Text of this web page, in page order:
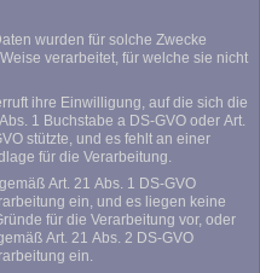
wurden für solche Zwecke
verarbeitet, für welche sie nicht
ihre Einwilligung, auf die sich die
1 Buchstabe a DS-GVO oder Art.
stützte, und es fehlt an einer
für die Verarbeitung.
Art. 21 Abs. 1 DS-GVO
ein, und es liegen keine
für die Verarbeitung vor, oder
Art. 21 Abs. 2 DS-GVO
ein.